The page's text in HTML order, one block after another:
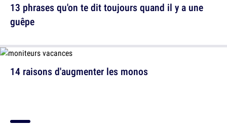
13 phrases qu'on te dit toujours quand il y a une
guêpe
14 raisons d'augmenter les monos